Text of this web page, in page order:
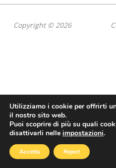
Copyright © 2026
Utilizziamo i cookie per offrirti
il nostro sito web.
Puoi scoprire di più su quali
disattivarli nelle impostazioni.
Accetta Reject